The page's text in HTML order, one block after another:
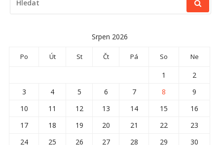
Srpen 2026
Po Út St Čt Pá So Ne
1
2
3
4 5 6 7 8
9
10
11 12 13 14 15
16
17
18 19 20 21 22
23
24
25 26 27 28 29
30